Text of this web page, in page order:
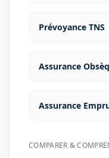
Prévoyance TNS
Assurance
Assurance
COMPARER &